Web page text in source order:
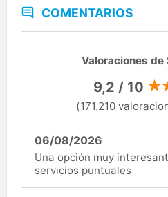
COMENTARIOS
Valoraciones de
9,2 / 10
(171.210
06/08/2026
Una opción muy
servicios puntuales